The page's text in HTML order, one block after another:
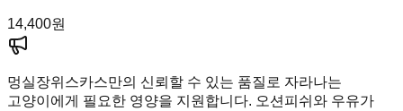
14,400원
멍실장위스카스만의 신뢰할 수 있는 품질로 자라나는
고양이에게 필요한 영양을 지원합니다. 오션피쉬와 우유가